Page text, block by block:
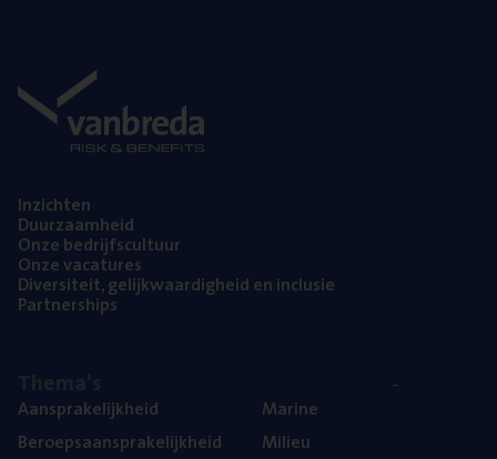
Inzich­ten
Duur­zaam­heid
Onze bedrijfs­cul­tuur
Onze vaca­tu­res
Diver­si­teit, gelijk­waar­dig­heid en inclusie
Part­ner­ships
Aan­spra­ke­lijk­heid
Beroeps­aan­spra­ke­lijk­heid
Mari­ne
Mili­eu